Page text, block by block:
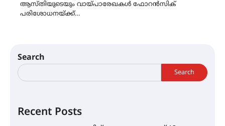
ആസ്‌തിയുടെയും വായ്‌പാരേഖകൾ ഫോറൻസിക്
പരിശോധനയ്ക്ക്…
Search
Search
Recent Posts